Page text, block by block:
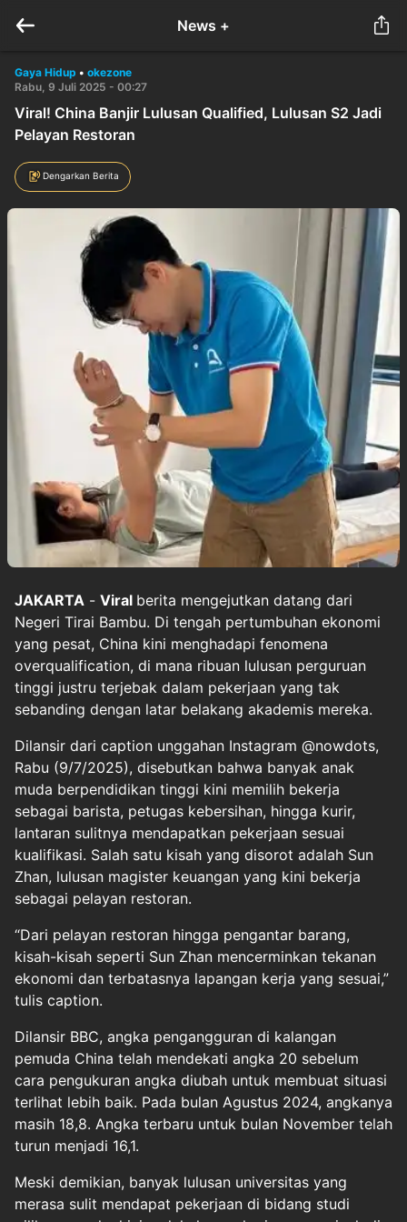
News +
Gaya Hidup • okezone
Rabu, 9 Juli 2025 - 00:27
Viral! China Banjir Lulusan Qualified, Lulusan S2 Jadi
Pelayan Restoran
Dengarkan Berita
JAKARTA - Viral berita mengejutkan datang dari
Negeri Tirai Bambu. Di tengah pertumbuhan ekonomi
yang pesat, China kini menghadapi fenomena
overqualification, di mana ribuan lulusan perguruan
tinggi justru terjebak dalam pekerjaan yang tak
sebanding dengan latar belakang akademis mereka.
Dilansir dari caption unggahan Instagram @nowdots,
Rabu (9/7/2025), disebutkan bahwa banyak anak
muda berpendidikan tinggi kini memilih bekerja
sebagai barista, petugas kebersihan, hingga kurir,
lantaran sulitnya mendapatkan pekerjaan sesuai
kualifikasi. Salah satu kisah yang disorot adalah Sun
Zhan, lulusan magister keuangan yang kini bekerja
sebagai pelayan restoran.
“Dari pelayan restoran hingga pengantar barang,
kisah-kisah seperti Sun Zhan mencerminkan tekanan
ekonomi dan terbatasnya lapangan kerja yang sesuai,”
tulis caption.
Dilansir BBC, angka pengangguran di kalangan
pemuda China telah mendekati angka 20 sebelum
cara pengukuran angka diubah untuk membuat situasi
terlihat lebih baik. Pada bulan Agustus 2024, angkanya
masih 18,8. Angka terbaru untuk bulan November telah
turun menjadi 16,1.
Meski demikian, banyak lulusan universitas yang
merasa sulit mendapat pekerjaan di bidang studi